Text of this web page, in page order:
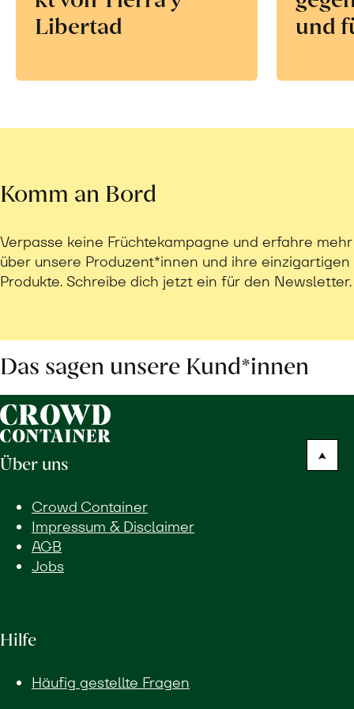
Libertad
und
Komm an Bord
Verpasse keine Früchtekampagne und erfahre mehr
über unsere Produzent*innen und ihre einzigartigen
Produkte. Schreibe dich jetzt ein für den Newsletter.
Das sagen unsere Kund*innen
Über uns
Crowd Container
Impressum & Disclaimer
AGB
Jobs
Hilfe
Häufig gestellte Fragen